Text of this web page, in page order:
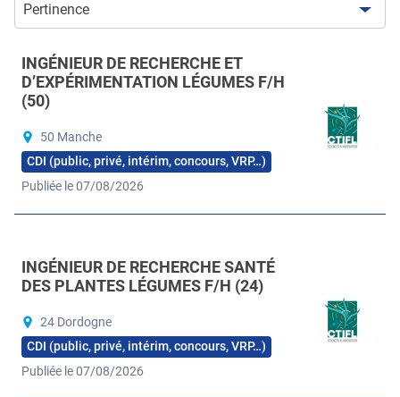
Pertinence
INGÉNIEUR DE RECHERCHE ET
D’EXPÉRIMENTATION LÉGUMES F/H
(50)
50 Manche
CDI (public, privé, intérim, concours, VRP…)
Publiée le 07/08/2026
INGÉNIEUR DE RECHERCHE SANTÉ
DES PLANTES LÉGUMES F/H (24)
24 Dordogne
CDI (public, privé, intérim, concours, VRP…)
Publiée le 07/08/2026